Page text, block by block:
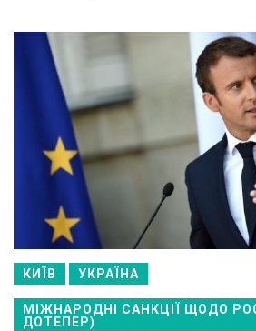
КИЇВ УКРАЇНА
МІЖНАРОДНІ САНКЦІЇ ЩОДО
ДОТЕПЕР)